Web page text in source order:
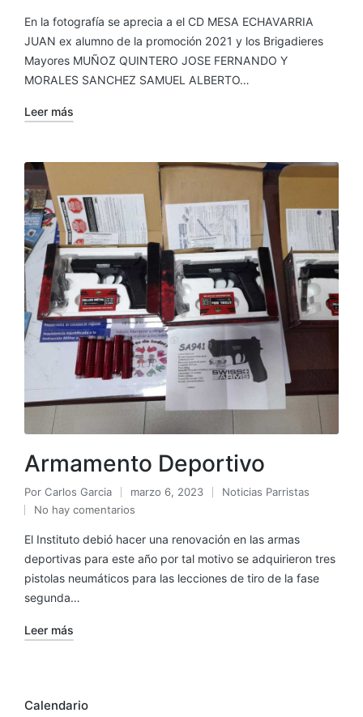
En la fotografía se aprecia a el CD MESA ECHAVARRIA
JUAN ex alumno de la promoción 2021 y los Brigadieres
Mayores MUÑOZ QUINTERO JOSE FERNANDO Y
MORALES SANCHEZ SAMUEL ALBERTO…
Leer más
Armamento Deportivo
Por Carlos Garcia marzo 6, 2023
Noticias Parristas
No hay comentarios
El Instituto debió hacer una renovación en las armas
deportivas para este año por tal motivo se adquirieron tres
pistolas neumáticos para las lecciones de tiro de la fase
segunda…
Leer más
Calendario